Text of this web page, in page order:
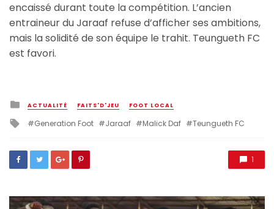
encaissé durant toute la compétition. L’ancien
entraineur du Jaraaf refuse d’afficher ses ambitions,
mais la solidité de son équipe le trahit. Teungueth FC
est favori.
Posted
in
ACTUALITÉ FAITS'D'JEU FOOT LOCAL
Tagged
Generation Foot Jaraaf Malick Daf Teungueth FC
1